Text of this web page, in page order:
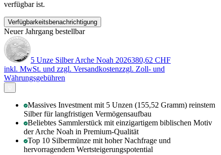
verfügbar ist.
Verfügbarkeitsbenachrichtigung
Neuer Jahrgang bestellbar
5 Unze Silber Arche Noah 2026380,62 CHF
inkl. MwSt. und zzgl. Versandkostenzzgl. Zoll- und
Währungsgebühren
Massives Investment mit 5 Unzen (155,52 Gramm) reinstem
Silber für langfristigen Vermögensaufbau
Beliebtes Sammlerstück mit einzigartigem biblischen Motiv
der Arche Noah in Premium-Qualität
Top 10 Silbermünze mit hoher Nachfrage und
hervorragendem Wertsteigerungspotential